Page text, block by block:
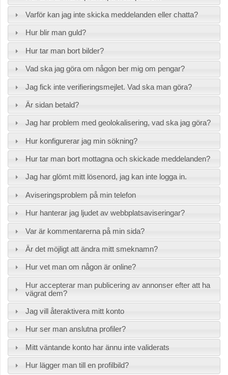
Varför kan jag inte skicka meddelanden eller chatta?
Hur blir man guld?
Hur tar man bort bilder?
Vad ska jag göra om någon ber mig om pengar?
Jag fick inte verifieringsmejlet. Vad ska man göra?
Är sidan betald?
Jag har problem med geolokalisering, vad ska jag göra?
Hur konfigurerar jag min sökning?
Hur tar man bort mottagna och skickade meddelanden?
Jag har glömt mitt lösenord, jag kan inte logga in.
Aviseringsproblem på min telefon
Hur hanterar jag ljudet av webbplatsaviseringar?
Var är kommentarerna på min sida?
Är det möjligt att ändra mitt smeknamn?
Hur vet man om någon är online?
Hur accepterar man publicering av annonser efter att ha
vägrat dem?
Jag vill återaktivera mitt konto
Hur ser man anslutna profiler?
Mitt väntande konto har ännu inte validerats
Hur lägger man till en profilbild?